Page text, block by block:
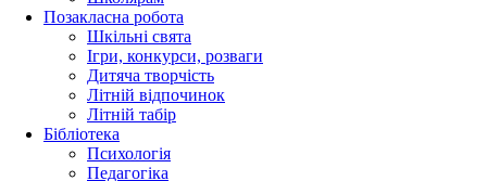
Позакласна робота
Шкільні свята
Ігри, конкурси, розваги
Дитяча творчість
Літній відпочинок
Літній табір
Бібліотека
Психологія
Педагогіка